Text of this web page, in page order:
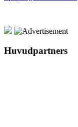
Huvudpartners